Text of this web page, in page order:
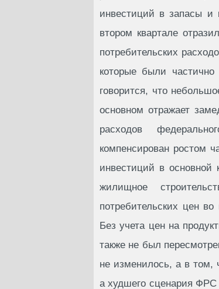
инвестиций в запасы и
втором квартале
потребительских
которые были
говорится, что
основном отражает
расходов
компенсирован ростом
инвестиций в
жилищное
потребительских цен
Без учета цен на
также не был
не изменилось, а в том,
а худшего сценария